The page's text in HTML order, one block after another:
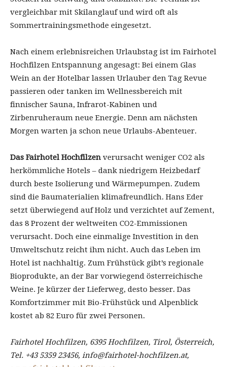
vergleichbar mit Skilanglauf und wird oft als
Sommertrainingsmethode eingesetzt.
Nach einem erlebnisreichen Urlaubstag ist im Fairhotel
Hochfilzen Entspannung angesagt: Bei einem Glas
Wein an der Hotelbar lassen Urlauber den Tag Revue
passieren oder tanken im Wellnessbereich mit
finnischer Sauna, Infrarot-Kabinen und
Zirbenruheraum neue Energie. Denn am nächsten
Morgen warten ja schon neue Urlaubs-Abenteuer.
Das Fairhotel Hochfilzen verursacht weniger CO2 als
herkömmliche Hotels – dank niedrigem Heizbedarf
durch beste Isolierung und Wärmepumpen. Zudem
sind die Baumaterialien klimafreundlich. Hans Eder
setzt überwiegend auf Holz und verzichtet auf Zement,
das 8 Prozent der weltweiten CO2-Emmissionen
verursacht. Doch eine einmalige Investition in den
Umweltschutz reicht ihm nicht. Auch das Leben im
Hotel ist nachhaltig. Zum Frühstück gibt’s regionale
Bioprodukte, an der Bar vorwiegend österreichische
Weine. Je kürzer der Lieferweg, desto besser. Das
Komfortzimmer mit Bio-Frühstück und Alpenblick
kostet ab 82 Euro für zwei Personen.
Fairhotel Hochfilzen, 6395 Hochfilzen, Tirol, Österreich,
Tel. +43 5359 23456, info@fairhotel-hochfilzen.at,